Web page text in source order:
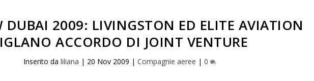
DUBAI 2009: LIVINGSTON ED ELITE AVIATION
ACCORDO DI JOINT VENTURE
Inserito daliliana | 20 Nov 2009 |Compagnie aeree |0